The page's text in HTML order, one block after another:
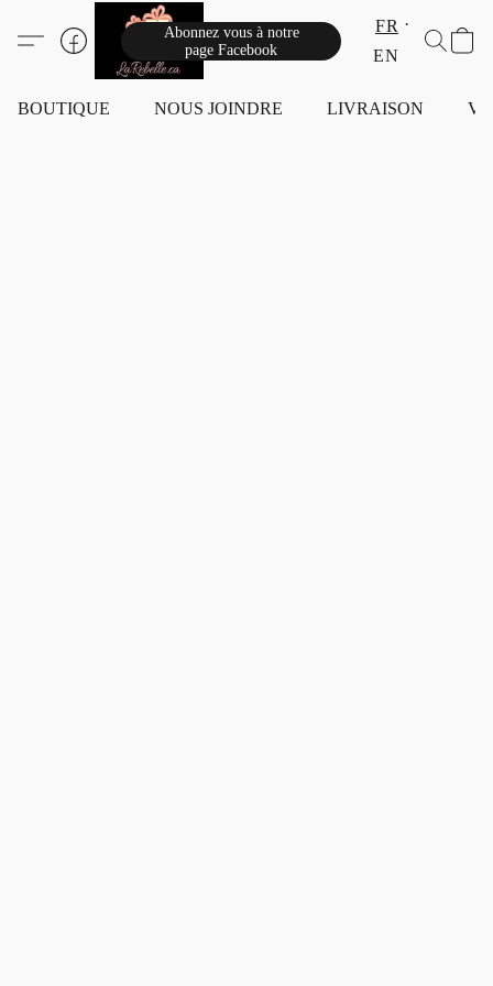
Abonnez vous à notre
page Facebook
FR
EN
BOUTIQUE NOUS JOINDRE LIVRAISON